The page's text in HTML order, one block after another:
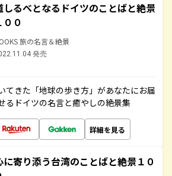
しるべとなるドイツのことばと絶景
００
旅の名言＆絶景
発売
てきた「地球の歩き方」があなたにお届
るドイツの名言と癒やしの絶景集
詳細を見る
に寄り添う台湾のことばと絶景１０